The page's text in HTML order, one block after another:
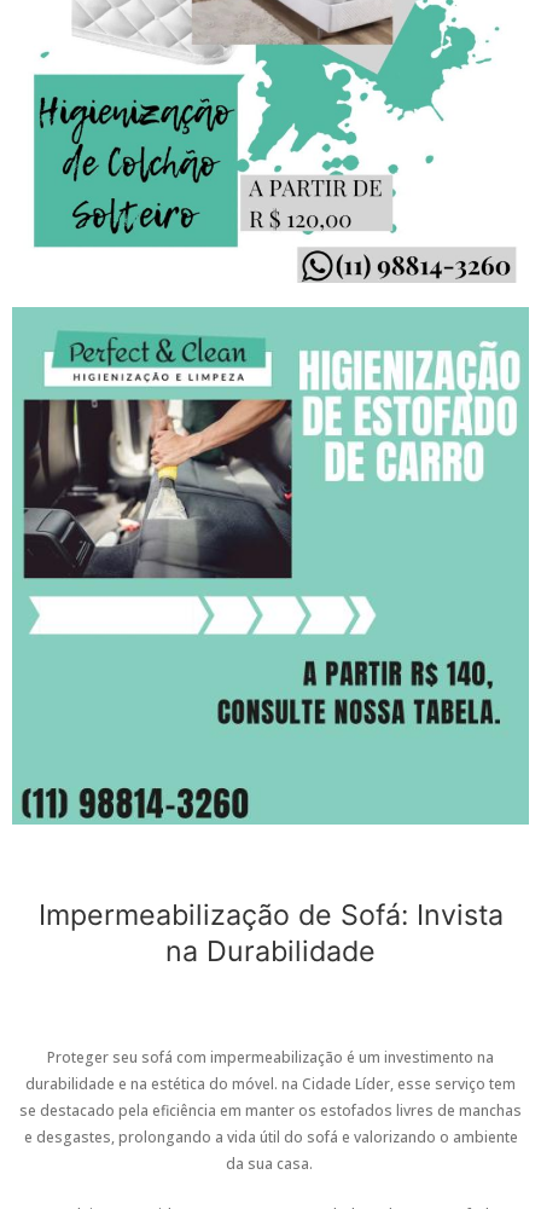
Impermeabilização de Sofá: Invista
na Durabilidade
Proteger seu sofá com impermeabilização é um investimento na
durabilidade e na estética do móvel. na Cidade Líder, esse serviço tem
se destacado pela eficiência em manter os estofados livres de manchas
e desgastes, prolongando a vida útil do sofá e valorizando o ambiente
da sua casa.